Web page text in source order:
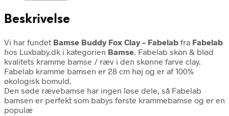
Beskrivelse
Vi har fundet Bamse Buddy Fox Clay – Fabelab fra Fabelab
hos Luxbaby.dk i kategorien Bamse. Fabelab skøn & blød
kvalitets kramme bamse / ræv i den skønne farve clay.
Fabelab kramme bamsen er 28 cm høj og er af 100%
økologisk bomuld.
Den søde rævebamse har ingen løse dele, så Fabelab
bamsen er perfekt som babys første krammebamse og er en
populæ